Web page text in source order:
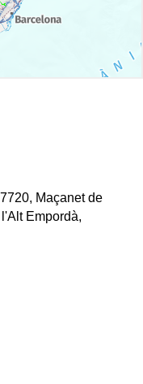
Maçanet de
Empordà,